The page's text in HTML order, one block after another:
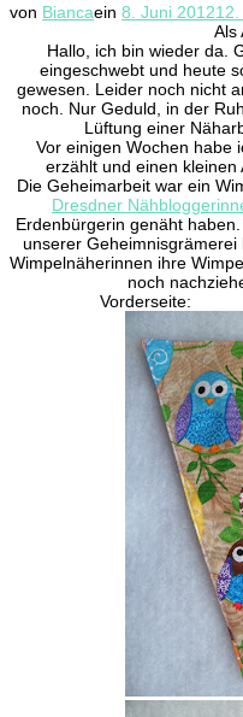
von Biancaein 8. Juni 2012
Als
Hallo, ich bin wieder da.
eingeschwebt und heute
gewesen. Leider noch nicht
noch. Nur Geduld, in der
Lüftung einer
Vor einigen Wochen habe
erzählt und einen kleinen
Die Geheimarbeit war ein
Dresdner
Erdenbürgerin genäht haben.
unserer
Wimpelnäherinnen ihre
noch